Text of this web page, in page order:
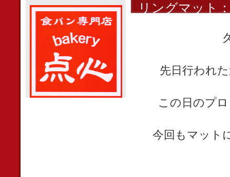
リングマット
先日行われ
この日のプ
今回もマット